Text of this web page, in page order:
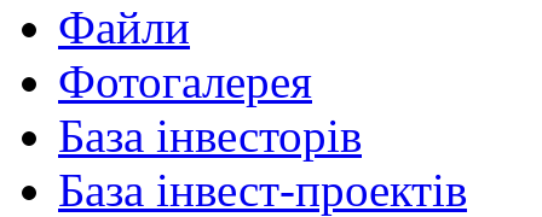
Файли
Фотогалерея
База інвесторів
База інвест-проектів